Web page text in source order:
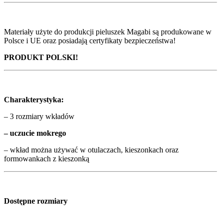
Materiały użyte do produkcji pieluszek Magabi są produkowane w
Polsce i UE oraz posiadają certyfikaty bezpieczeństwa!
PRODUKT POLSKI!
Charakterystyka:
– 3 rozmiary wkładów
– uczucie mokrego
– wkład można używać w otulaczach, kieszonkach oraz
formowankach z kieszonką
Dostępne rozmiary